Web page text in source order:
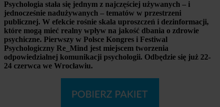
Psychologia stała się jednym z najczęściej używanych – i
jednocześnie nadużywanych – tematów w przestrzeni
publicznej. W efekcie rośnie skala uproszczeń i dezinformacji,
które mogą mieć realny wpływ na jakość dbania o zdrowie
psychiczne. Pierwszy w Polsce Kongres i Festiwal
Psychologiczny Re_Mind jest miejscem tworzenia
odpowiedzialnej komunikacji psychologii. Odbędzie się już 22-
24 czerwca we Wrocławiu.